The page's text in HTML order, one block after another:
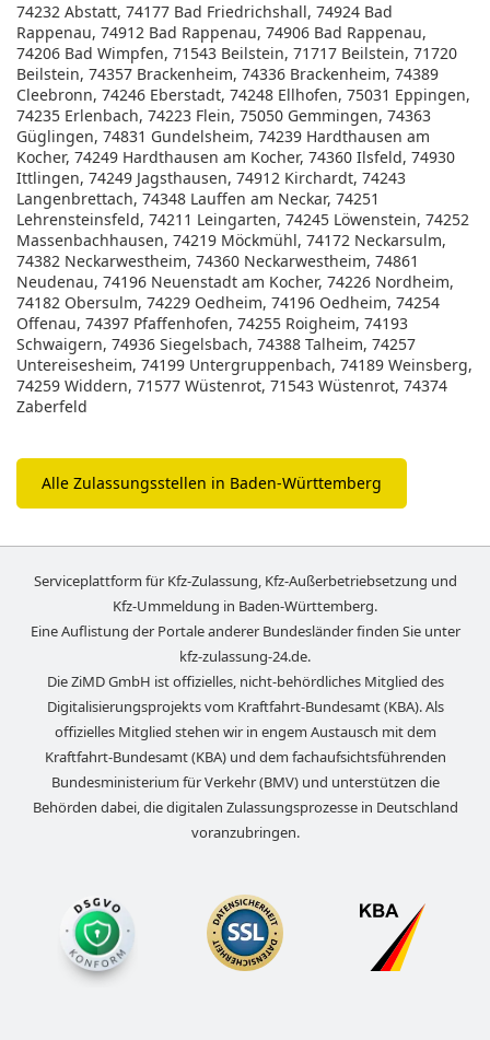
74232 Abstatt, 74177 Bad Friedrichshall, 74924 Bad
Rappenau, 74912 Bad Rappenau, 74906 Bad Rappenau,
74206 Bad Wimpfen, 71543 Beilstein, 71717 Beilstein, 71720
Beilstein, 74357 Brackenheim, 74336 Brackenheim, 74389
Cleebronn, 74246 Eberstadt, 74248 Ellhofen, 75031 Eppingen,
74235 Erlenbach, 74223 Flein, 75050 Gemmingen, 74363
Güglingen, 74831 Gundelsheim, 74239 Hardthausen am
Kocher, 74249 Hardthausen am Kocher, 74360 Ilsfeld, 74930
Ittlingen, 74249 Jagsthausen, 74912 Kirchardt, 74243
Langenbrettach, 74348 Lauffen am Neckar, 74251
Lehrensteinsfeld, 74211 Leingarten, 74245 Löwenstein, 74252
Massenbachhausen, 74219 Möckmühl, 74172 Neckarsulm,
74382 Neckarwestheim, 74360 Neckarwestheim, 74861
Neudenau, 74196 Neuenstadt am Kocher, 74226 Nordheim,
74182 Obersulm, 74229 Oedheim, 74196 Oedheim, 74254
Offenau, 74397 Pfaffenhofen, 74255 Roigheim, 74193
Schwaigern, 74936 Siegelsbach, 74388 Talheim, 74257
Untereisesheim, 74199 Untergruppenbach, 74189 Weinsberg,
74259 Widdern, 71577 Wüstenrot, 71543 Wüstenrot, 74374
Zaberfeld
Alle Zulassungsstellen in Baden-Württemberg
Serviceplattform für Kfz-Zulassung, Kfz-Außerbetriebsetzung und
Kfz-Ummeldung in Baden-Württemberg.
Eine Auflistung der Portale anderer Bundesländer finden Sie unter
kfz-zulassung-24.de.
Die ZiMD GmbH ist offizielles, nicht-behördliches Mitglied des
Digitalisierungsprojekts vom Kraftfahrt-Bundesamt (KBA). Als
offizielles Mitglied stehen wir in engem Austausch mit dem
Kraftfahrt-Bundesamt (KBA) und dem fachaufsichtsführenden
Bundesministerium für Verkehr (BMV) und unterstützen die
Behörden dabei, die digitalen Zulassungsprozesse in Deutschland
voranzubringen.